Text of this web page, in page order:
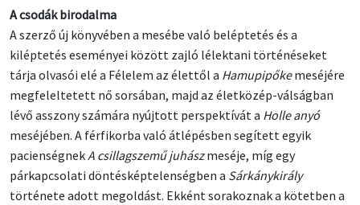
A csodák birodalma
A szerző új könyvében a mesébe való beléptetés és a
kiléptetés eseményei között zajló lélektani történéseket
tárja olvasói elé a Félelem az élettől a Hamupipőkemeséjére
megfeleltetett nő sorsában, majd az életközép-válságban
lévő asszony számára nyújtott perspektívát a Holle anyó
meséjében. A férfikorba való átlépésben segített egyik
pacienségnekA csillagszemű juhászmeséje, míg egy
párkapcsolati döntésképtelenségben a Sárkánykirály
története adott megoldást. Ekként sorakoznak a kötetben a